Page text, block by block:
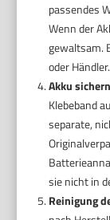
passendes
Wenn der
gewaltsam.
oder Händler.
Akku sichern
Klebeband
separate,
sie nicht in
Reinigung